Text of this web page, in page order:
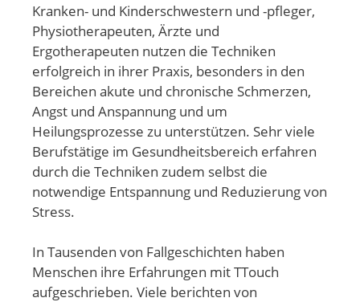
Kranken- und Kinderschwestern und -pfleger,
Physiotherapeuten, Ärzte und
Ergotherapeuten nutzen die Techniken
erfolgreich in ihrer Praxis, besonders in den
Bereichen akute und chronische Schmerzen,
Angst und Anspannung und um
Heilungsprozesse zu unterstützen. Sehr viele
Berufstätige im Gesundheitsbereich erfahren
durch die Techniken zudem selbst die
notwendige Entspannung und Reduzierung von
Stress.
In Tausenden von Fallgeschichten haben
Menschen ihre Erfahrungen mit TTouch
aufgeschrieben. Viele berichten von